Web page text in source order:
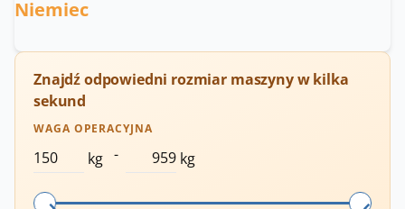
Niemiec
Znajdź odpowiedni rozmiar maszyny w kilka
sekund
WAGA OPERACYJNA
kg - kg